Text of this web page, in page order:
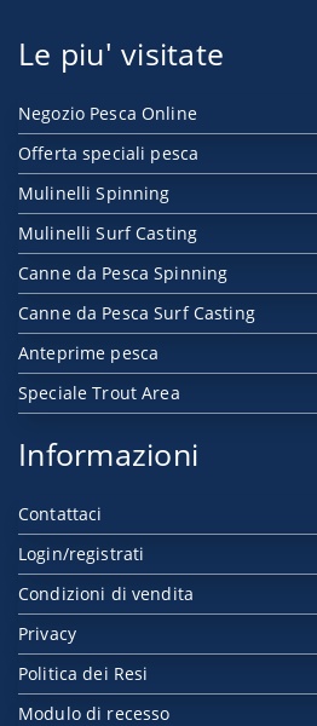
Le piu' visitate
Negozio Pesca Online
Offerta speciali pesca
Mulinelli Spinning
Mulinelli Surf Casting
Canne da Pesca Spinning
Canne da Pesca Surf Casting
Anteprime pesca
Speciale Trout Area
Informazioni
Contattaci
Login/registrati
Condizioni di vendita
Privacy
Politica dei Resi
Modulo di recesso